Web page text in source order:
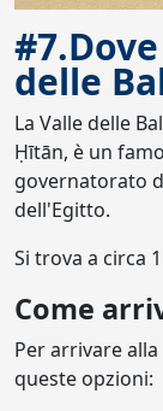
delle
La Valle delle
Ḥītān, è un
governatorato
dell'Egitto.
Si trova a circa
Come
Per arrivare alla
queste opzioni: